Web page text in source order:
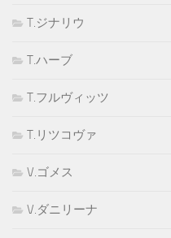
T.ジナリウ
T.ハーブ
T.フルヴィッツ
T.リツコヴァ
V.ゴメス
V.ダニリーナ